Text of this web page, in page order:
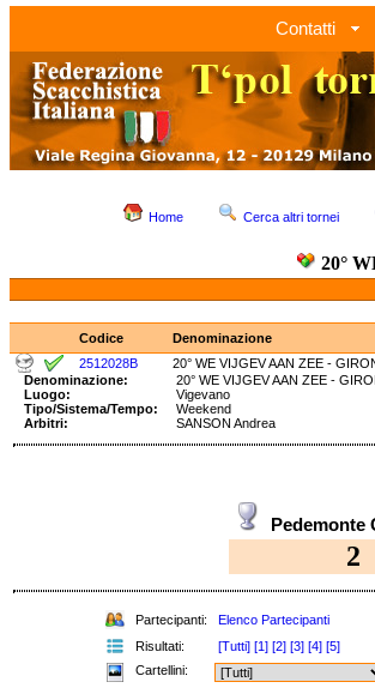
Contatti
Home Cerca altri tornei
20°
Codice Denominazione
2512028B
20° WE VIJGEV AAN ZEE -
Denominazione:
20° WE VIJGEV AAN ZEE -
Luogo:
Vigevano
Tipo/Sistema/Tempo:
Weekend
Arbitri:
SANSON Andrea
Pedemonte
2
Partecipanti: Elenco Partecipanti
Risultati:
[Tutti] [1] [2] [3] [4] [5]
Cartellini: